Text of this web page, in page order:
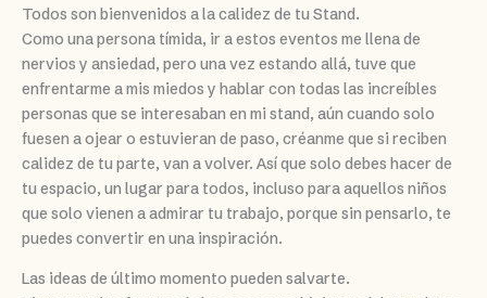
Todos son bienvenidos a la calidez de tu Stand.
Como una persona tímida, ir a estos eventos me llena de
nervios y ansiedad, pero una vez estando allá, tuve que
enfrentarme a mis miedos y hablar con todas las increíbles
personas que se interesaban en mi stand, aún cuando solo
fuesen a ojear o estuvieran de paso, créanme que si reciben
calidez de tu parte, van a volver. Así que solo debes hacer de
tu espacio, un lugar para todos, incluso para aquellos niños
que solo vienen a admirar tu trabajo, porque sin pensarlo, te
puedes convertir en una inspiración.
Las ideas de último momento pueden salvarte.